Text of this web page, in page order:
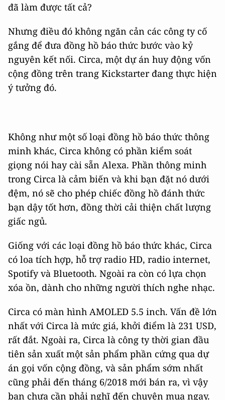
đã làm được tất cả?
Nhưng điều đó không ngăn cản các công ty cố
gắng để đưa đồng hồ báo thức bước vào kỷ
nguyên kết nối. Circa, một dự án huy động vốn
cộng đồng trên trang Kickstarter đang thực hiện
ý tưởng đó.
Không như một số loại đồng hồ báo thức thông
minh khác, Circa không có phần kiểm soát
giọng nói hay cài sẵn Alexa. Phần thông minh
trong Circa là cảm biến và khi bạn đặt nó dưới
đệm, nó sẽ cho phép chiếc đồng hồ đánh thức
bạn dậy tốt hơn, đồng thời cải thiện chất lượng
giấc ngủ.
Giống với các loại đồng hồ báo thức khác, Circa
có loa tích hợp, hỗ trợ radio HD, radio internet,
Spotify và Bluetooth. Ngoài ra còn có lựa chọn
xóa ồn, dành cho những người thích nghe nhạc.
Circa có màn hình AMOLED 5.5 inch. Vấn đề lớn
nhất với Circa là mức giá, khởi điểm là 231 USD,
rất đắt. Ngoài ra, Circa là công ty thời gian đầu
tiên sản xuất một sản phẩm phần cứng qua dự
án gọi vốn cộng đồng, và sản phẩm sớm nhất
cũng phải đến tháng 6/2018 mới bán ra, vì vậy
bạn chưa cần phải nghĩ đến chuyện mua ngay.